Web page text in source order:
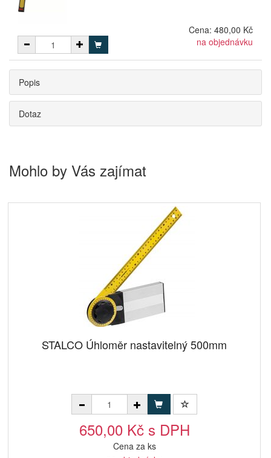
Cena: 480,00 Kč
na objednávku
Popis
Dotaz
Mohlo by Vás zajímat
STALCO Úhloměr nastavitelný 500mm
650,00 Kč s DPH
Cena za ks